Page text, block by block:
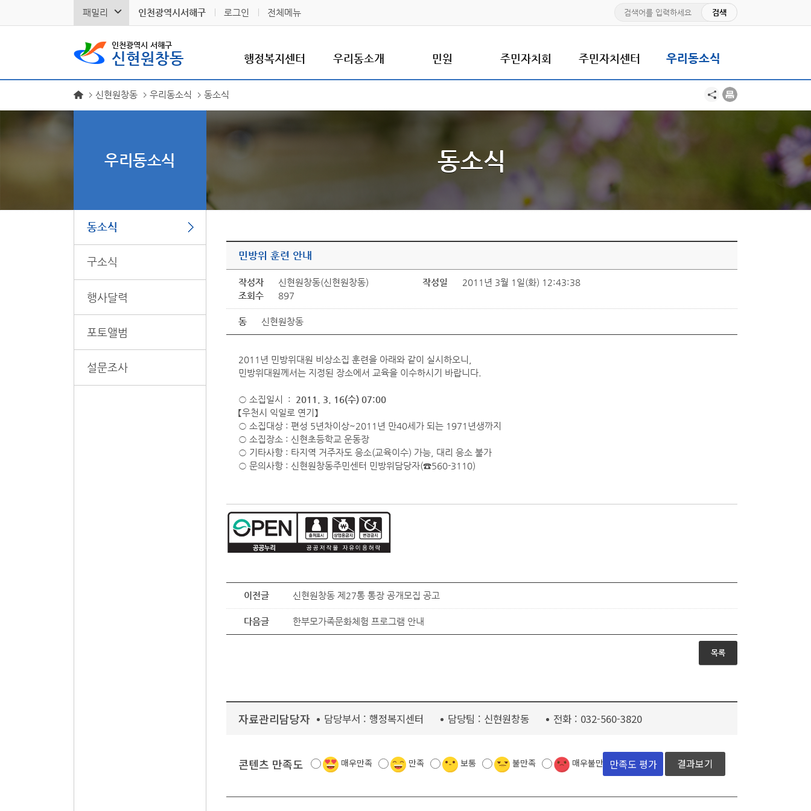
패밀리 인천광역시서해구 로그인 전체메뉴
인천광역시 서해구
신현원창동 행정복지센터 우리동소개 민원 주민자치회 주민자치센터 우리동소식
우리동소식
동소식
구소식
행사달력
포토앨범
설문조사
신현원창동 우리동소식 동소식
동소식
민방위 훈련 안내
작성자 신현원창동(신현원창동) 작성일
2011년 3월 1일(화) 12:43:38
조회수
897
동 신현원창동
2011년 민방위대원 비상소집 훈련을 아래와 같이 실시하오니,
민방위대원께서는 지정된 장소에서 교육을 이수하시기 바랍니다.
○ 소집일시 : 2011. 3. 16(수) 07:00
【우천시 익일로 연기】
○ 소집대상 : 편성 5년차이상~2011년 만40세가 되는 1971년생까지
○ 소집장소 : 신현초등학교 운동장
○ 기타사항 : 타지역 거주자도 응소(교육이수) 가능, 대리 응소 불가
○ 문의사항 : 신현원창동주민센터 민방위담당자(☎560-3110)
이전글 신현원창동 제27통 통장 공개모집 공고
다음글 한부모가족문화체험 프로그램 안내
목록
자료관리담당자 담당부서 : 행정복지센터 담당팀 : 신현원창동 전화 : 032-560-3820
콘텐츠 만족도 매우만족 만족 보통 불만족 매우불만족 결과보기